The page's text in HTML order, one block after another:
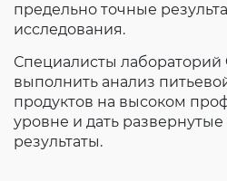
предельно точные
исследования.
Специалисты лабораторий
выполнить анализ
продуктов на высоком
уровне и дать
результаты.